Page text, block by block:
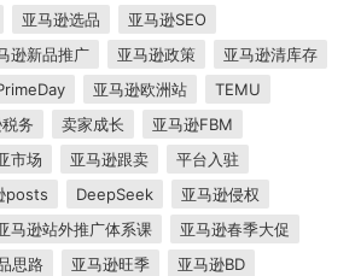
亚马逊选品
亚马逊SEO
逊新品推广 亚马逊政策
亚马逊清库存
亚马逊欧洲站
TEMU
务 卖家成长
亚马逊FBM
市场 亚马逊跟卖
平台入驻
posts DeepSeek
亚马逊侵权
马逊站外推广体系课
亚马逊春季大促
思路 亚马逊旺季
亚马逊BD